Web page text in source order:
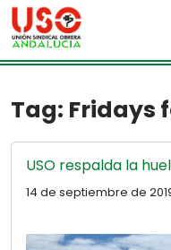
Skip to main content
Tag: Fridays
USO respalda la
14 de septiembre de 2019